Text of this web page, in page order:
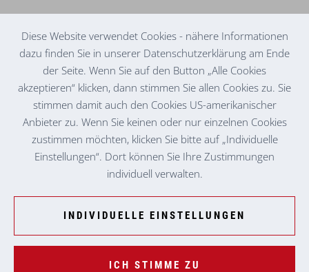
KINDERKRIPPE
BÄRNBACH
Diese Website verwendet Cookies - nähere Informationen
dazu finden Sie in unserer Datenschutzerklärung am Ende
der Seite. Wenn Sie auf den Button „Alle Cookies
akzeptieren“ klicken, dann stimmen Sie allen Cookies zu. Sie
stimmen damit auch den Cookies US-amerikanischer
Anbieter zu. Wenn Sie keinen oder nur einzelnen Cookies
zustimmen möchten, klicken Sie bitte auf „Individuelle
Einstellungen“. Dort können Sie Ihre Zustimmungen
individuell verwalten.
INDIVIDUELLE EINSTELLUNGEN
ICH STIMME ZU